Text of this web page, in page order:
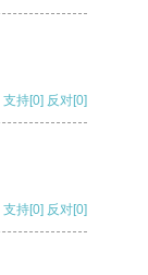
支持[0] 反对[0]
支持[0] 反对[0]